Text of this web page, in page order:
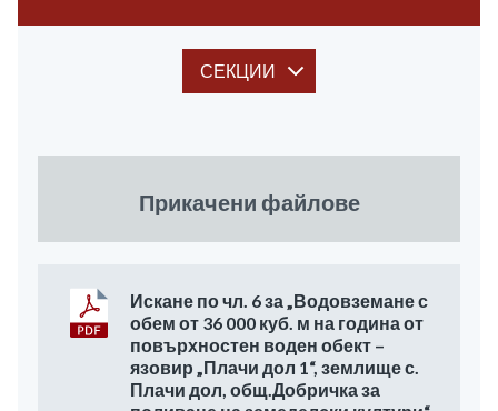
СЕКЦИИ
Прикачени файлове
Искане по чл. 6 за „Водовземане с
обем от 36 000 куб. м на година от
повърхностен воден обект –
язовир „Плачи дол 1“, землище с.
Плачи дол, общ.Добричка за